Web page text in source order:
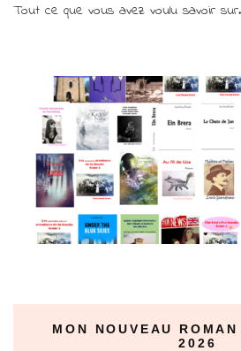
Tout ce que vous avez voulu savoir
MON NOUVEAU
2026